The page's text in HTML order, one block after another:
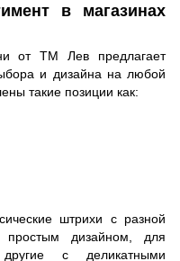
в магазинах
от ТМ Лев предлагает
и дизайна на любой
такие позиции как:
штрихи с разной
простым дизайном, для
другие с деликатными